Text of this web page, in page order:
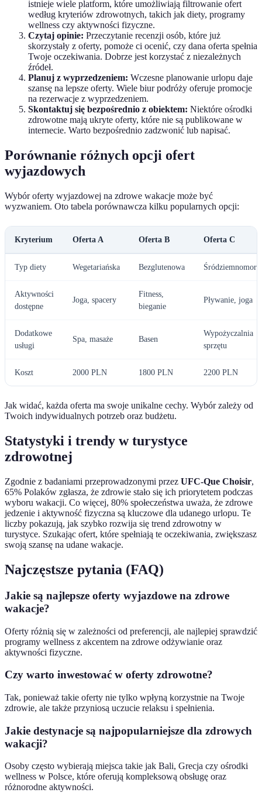
istnieje wiele platform, które umożliwiają filtrowanie ofert
według kryteriów zdrowotnych, takich jak diety, programy
wellness czy aktywności fizyczne.
Czytaj opinie: Przeczytanie recenzji osób, które już
skorzystały z oferty, pomoże ci ocenić, czy dana oferta spełnia
Twoje oczekiwania. Dobrze jest korzystać z niezależnych
źródeł.
Planuj z wyprzedzeniem: Wczesne planowanie urlopu daje
szansę na lepsze oferty. Wiele biur podróży oferuje promocje
na rezerwacje z wyprzedzeniem.
Skontaktuj się bezpośrednio z obiektem: Niektóre ośrodki
zdrowotne mają ukryte oferty, które nie są publikowane w
internecie. Warto bezpośrednio zadzwonić lub napisać.
Porównanie różnych opcji ofert
wyjazdowych
Wybór oferty wyjazdowej na zdrowe wakacje może być
wyzwaniem. Oto tabela porównawcza kilku popularnych opcji:
Kryterium Oferta A Oferta B Oferta C
Typ diety Wegetariańska Bezglutenowa
Aktywności
dostępne
Joga, spacery
Fitness,
bieganie
Pływanie, joga
Dodatkowe
usługi
Spa, masaże Basen
Wypożyczalnia
sprzętu
Koszt 2000 PLN 1800 PLN 2200 PLN
Jak widać, każda oferta ma swoje unikalne cechy. Wybór zależy od
Twoich indywidualnych potrzeb oraz budżetu.
Statystyki i trendy w turystyce
zdrowotnej
Zgodnie z badaniami przeprowadzonymi przez UFC-Que Choisir,
65% Polaków zgłasza, że zdrowie stało się ich priorytetem podczas
wyboru wakacji. Co więcej, 80% społeczeństwa uważa, że zdrowe
jedzenie i aktywność fizyczna są kluczowe dla udanego urlopu. Te
liczby pokazują, jak szybko rozwija się trend zdrowotny w
turystyce. Szukając ofert, które spełniają te oczekiwania, zwiększasz
swoją szansę na udane wakacje.
Najczęstsze pytania (FAQ)
Jakie są najlepsze oferty wyjazdowe na zdrowe
wakacje?
Oferty różnią się w zależności od preferencji, ale najlepiej sprawdzić
programy wellness z akcentem na zdrowe odżywianie oraz
aktywności fizyczne.
Czy warto inwestować w oferty zdrowotne?
Tak, ponieważ takie oferty nie tylko wpłyną korzystnie na Twoje
zdrowie, ale także przyniosą uczucie relaksu i spełnienia.
Jakie destynacje są najpopularniejsze dla zdrowych
wakacji?
Osoby często wybierają miejsca takie jak Bali, Grecja czy ośrodki
wellness w Polsce, które oferują kompleksową obsługę oraz
różnorodne aktywności.